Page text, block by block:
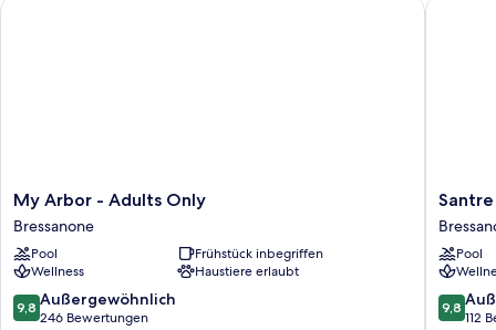
My
Arbor
-
Adults
Only
Bressanone
My Arbor - Adults Only
Bressanone
Pool
Frühstück inbegriffen
Wellness
Haustiere erlaubt
9.8
von
9,8 Außergewöhnlich
246 Bewertungen
Santre
home
Pool
9.8
von
9,8
112